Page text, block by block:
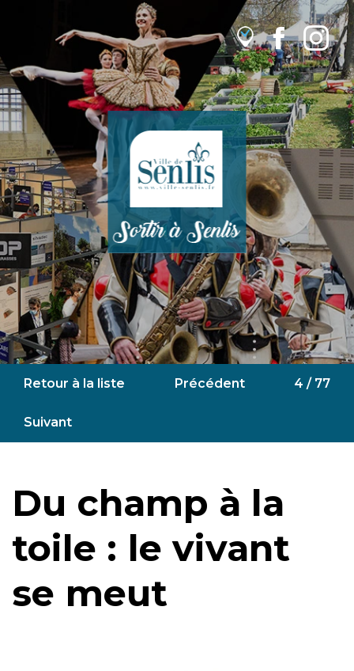
Retour à la liste Précédent 4 / 77
Suivant
Du champ à la
toile : le vivant
se meut